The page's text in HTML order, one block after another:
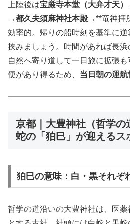
上陸後は宝厳寺本堂（大弁才天）
→都久夫須麻神社本殿→**竜神拝
効率的。帰りの船時刻を基準に
挟みましょう。時間があれば長
自然へ寄り道して一日旅に拡張
便があり得るため、 当日朝の運航
京都｜大豊神社（哲学
蛇の「狛巳」が迎えるス
狛巳の意味：白・黒それぞ
哲学の道沿いの大豊神社は、医